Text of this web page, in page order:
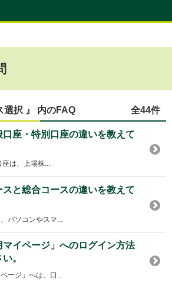
選択 』 内のFAQ 全44件
座・特別口座の違いを教えて
座は、上場株...
スと総合コースの違いを教えて
パソコンやスマ...
マイページ」へのログイン方法
。
ージ」へは、口...